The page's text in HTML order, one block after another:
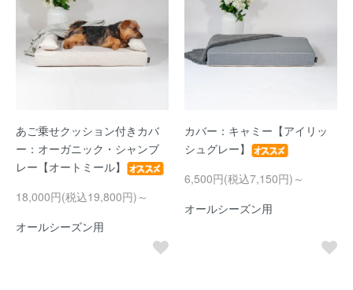
あご乗せクッション付きカバ
ー：オーガニック・シャンブ
レー【オートミール】
18,000円(税込19,800円)～
オールシーズン用
カバー：キャミー【アイリッ
シュグレー】
6,500円(税込7,150円)～
オールシーズン用